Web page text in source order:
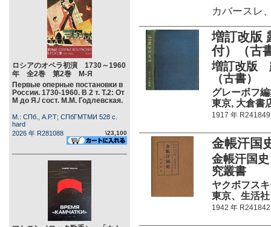
ロシアのオペラ初演 1730～1960
年 全2巻 第2巻 М-Я
Первые оперные постановки в
России. 1730-1960. В 2 т. Т.2: От
М до Я./ сост. М.М. Годлевская.
М.: СПб., А.Р.Т; СПбГМТМИ 528 c.
hard
2026 年 R281088
\23,100
カバースレ
増訂改版
付）（古
増訂改版
（古書）
グレーボフ
東京, 大倉書
1917 年 R241849
金帳汗国
金帳汗国
究叢書
ヤクボフス
東京、生活
1942 年 R241842